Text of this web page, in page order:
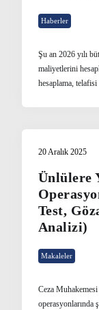
Haberler
Şu an 2026 yılı
maliyetlerini
hesaplama,
20 Aralık 2025
Ünlülere
Test,
Analizi)
Makaleler
Ceza
operasyonlarında